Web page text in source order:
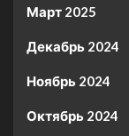
Март 2025
Декабрь 2024
Ноябрь 2024
Октябрь 2024